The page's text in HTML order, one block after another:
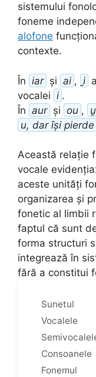
sistemului
foneme
alofone
contexte.
În iar și ai , i̯
vocalei i .
În aur și ou , u̯
u, dar își
Această relație
vocale
aceste unități
organizarea și
fonetic al limbii
faptul că sunt
forma structuri
integrează în
fără a constitui
Sunetul
Vocalele
Consoanele
Fonemul